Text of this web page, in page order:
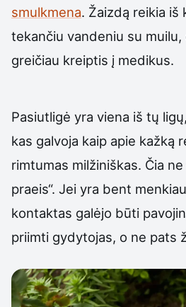
smulkmena. Žaizdą reikia iš
tekančiu vandeniu su
greičiau kreiptis į medikus.
Pasiutligė yra viena iš tų
kas galvoja kaip apie kažką
rimtumas milžiniškas. Čia
praeis“. Jei yra bent
kontaktas galėjo būti
priimti gydytojas, o ne pats